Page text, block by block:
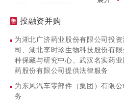
为吴某帮助网络信息犯罪活动罪
为某省广电公司吕某（正厅级）
幅减刑
为涉案金额1.01亿元的王某挪用
得大幅减刑
（2）海事海商
投融资并购
为湖北广济药业股份有限公司投
司、湖北李时珍生物科技股份有
种保藏与研究中心、武汉名实药
药股份有限公司提供法律服务
为东风汽车零部件（集团）有限
务